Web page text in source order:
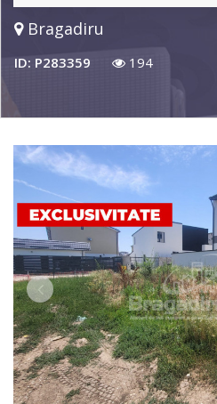
Bragadiru
ID: P283359 194